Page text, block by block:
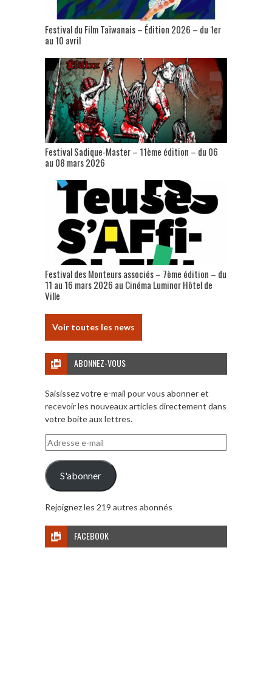
Festival du Film Taïwanais – Édition 2026 – du 1er
au 10 avril
Festival Sadique-Master – 11ème édition – du 06
au 08 mars 2026
Festival des Monteurs associés – 7ème édition – du
11 au 16 mars 2026 au Cinéma Luminor Hôtel de
Ville
Voir toutes les news
ABONNEZ-VOUS
Saisissez votre e-mail pour vous abonner et
recevoir les nouveaux articles directement dans
votre boite aux lettres.
Adresse
e-
mail
S'abonner
Rejoignez les 219 autres abonnés
FACEBOOK